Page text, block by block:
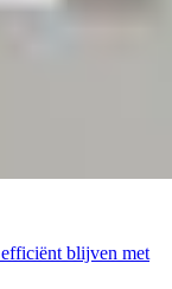
blijven met